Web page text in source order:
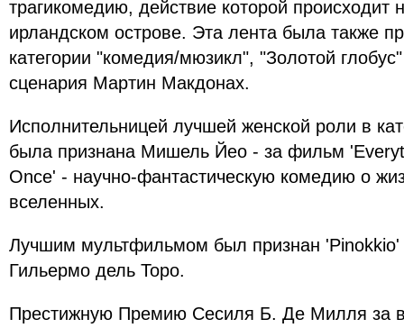
трагикомедию, действие которой происходит
ирландском острове. Эта лента была также
категории "комедия/мюзикл", "Золотой
сценария Мартин Макдонах.
Исполнительницей лучшей женской роли в
была признана Мишель Йео - за фильм
Once' - научно-фантастическую комедию о
вселенных.
Лучшим мультфильмом был признан 'Pinokkio'
Гильермо дель Торо.
Престижную Премию Сесиля Б. Де Милля за